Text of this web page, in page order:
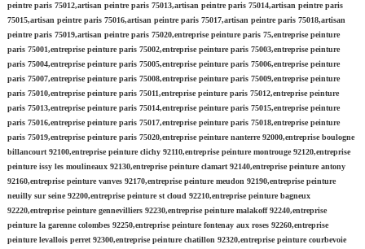
peintre paris 75012,artisan peintre paris 75013,artisan peintre paris 75014,artisan peintre paris
75015,artisan peintre paris 75016,artisan peintre paris 75017,artisan peintre paris 75018,artisan
peintre paris 75019,artisan peintre paris 75020,entreprise peinture paris 75,entreprise peinture
paris 75001,entreprise peinture paris 75002,entreprise peinture paris 75003,entreprise peinture
paris 75004,entreprise peinture paris 75005,entreprise peinture paris 75006,entreprise peinture
paris 75007,entreprise peinture paris 75008,entreprise peinture paris 75009,entreprise peinture
paris 75010,entreprise peinture paris 75011,entreprise peinture paris 75012,entreprise peinture
paris 75013,entreprise peinture paris 75014,entreprise peinture paris 75015,entreprise peinture
paris 75016,entreprise peinture paris 75017,entreprise peinture paris 75018,entreprise peinture
paris 75019,entreprise peinture paris 75020,entreprise peinture nanterre 92000,entreprise boulogne
billancourt 92100,entreprise peinture clichy 92110,entreprise peinture montrouge 92120,entreprise
peinture issy les moulineaux 92130,entreprise peinture clamart 92140,entreprise peinture antony
92160,entreprise peinture vanves 92170,entreprise peinture meudon 92190,entreprise peinture
neuilly sur seine 92200,entreprise peinture st cloud 92210,entreprise peinture bagneux
92220,entreprise peinture gennevilliers 92230,entreprise peinture malakoff 92240,entreprise
peinture la garenne colombes 92250,entreprise peinture fontenay aux roses 92260,entreprise
peinture levallois perret 92300,entreprise peinture chatillon 92320,entreprise peinture courbevoie